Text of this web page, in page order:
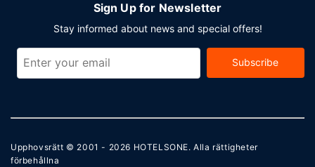
Sign Up for Newsletter
Stay informed about news and special offers!
Subscribe
Upphovsrätt © 2001 - 2026 HOTELSONE. Alla rättigheter
förbehållna